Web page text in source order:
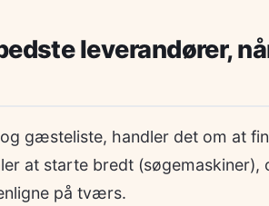
leverandører,
gæsteliste, handler det om at
at starte bredt
på tværs.